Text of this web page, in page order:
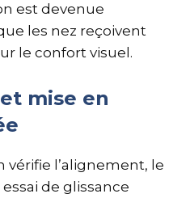
est devenue
les nez reçoivent
le confort visuel.
mise en
vérifie l’alignement, le
de glissance